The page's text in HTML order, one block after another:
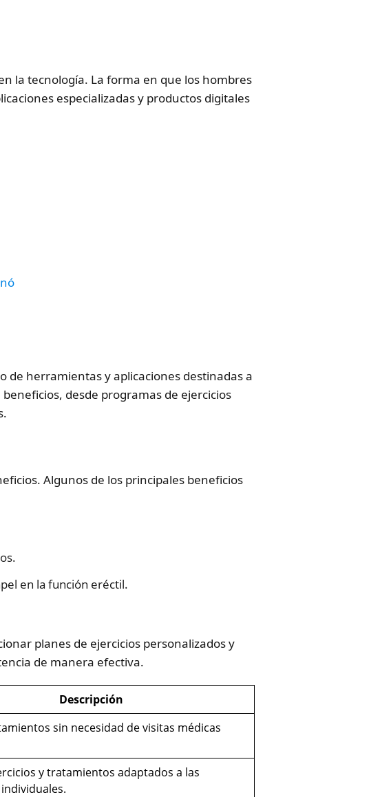
la tecnología. La forma en que los hombres
especializadas y productos digitales
de herramientas y aplicaciones destinadas a
desde programas de ejercicios
Algunos de los principales beneficios
en la función eréctil.
planes de ejercicios personalizados y
de manera efectiva.
Descripción
sin necesidad de visitas médicas
y tratamientos adaptados a las